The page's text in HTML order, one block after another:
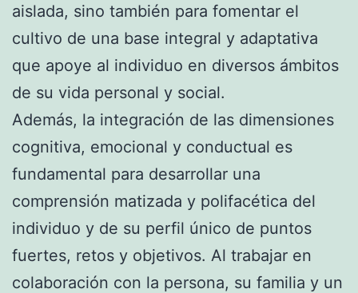
aislada, sino también para fomentar el
cultivo de una base integral y adaptativa
que apoye al individuo en diversos ámbitos
de su vida personal y social.
Además, la integración de las dimensiones
cognitiva, emocional y conductual es
fundamental para desarrollar una
comprensión matizada y polifacética del
individuo y de su perfil único de puntos
fuertes, retos y objetivos. Al trabajar en
colaboración con la persona, su familia y un